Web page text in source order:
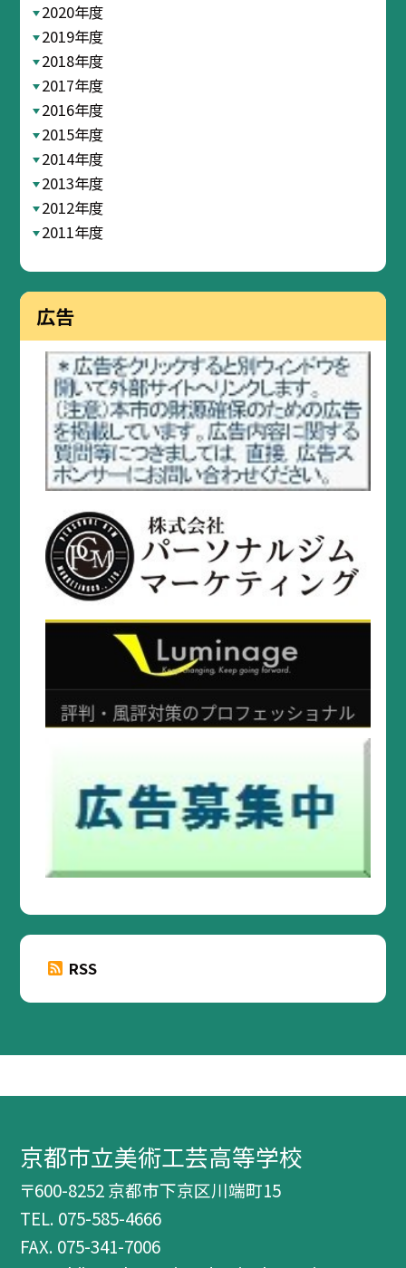
2020年度
2019年度
2018年度
2017年度
2016年度
2015年度
2014年度
2013年度
2012年度
2011年度
広告
RSS
京都市立美術工芸高等学校
〒600-8252 京都市下京区川端町15
TEL. 075-585-4666
FAX. 075-341-7006